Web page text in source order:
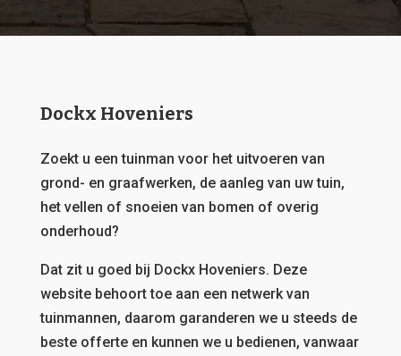
Dockx Hoveniers
Zoekt u een tuinman voor het uitvoeren van
grond- en graafwerken, de aanleg van uw tuin,
het vellen of snoeien van bomen of overig
onderhoud?
Dat zit u goed bij Dockx Hoveniers. Deze
website behoort toe aan een netwerk van
tuinmannen, daarom garanderen we u steeds de
beste offerte en kunnen we u bedienen, vanwaar